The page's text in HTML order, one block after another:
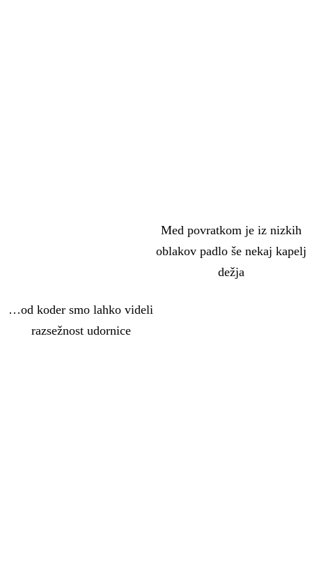
…od koder smo lahko videli
razsežnost udornice
Med povratkom je iz nizkih
oblakov padlo še nekaj kapelj
dežja